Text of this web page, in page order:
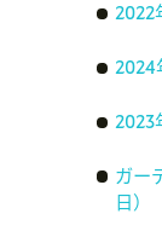
2022
2024
2023
ガー
日）